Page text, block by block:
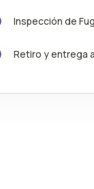
Inspección de
Retiro y entrega